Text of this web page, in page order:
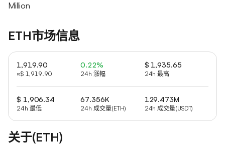
Million
ETH市场信息
1,919.90
≈$ 1,919.90
0.22%
24h 涨幅
$ 1,935.65
24h 最高
$ 1,906.34
24h 最低
67.356K
24h 成交量(ETH)
129.473M
24h 成交量(USDT)
关于(ETH)